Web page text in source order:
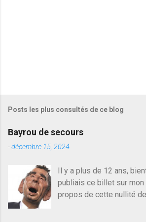
Posts les plus consultés de ce blog
Bayrou de secours
-décembre 15, 2024
Il y a plus de 12 ans,
publiais ce billet sur
propos de cette nullité
quelqu'un, je ne parle